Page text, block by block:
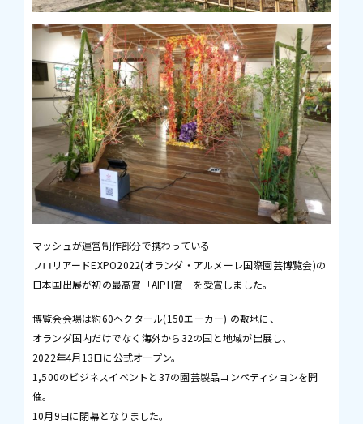
マッシュが運営制作部分で携わっている
フロリアードEXPO2022(オランダ・アルメーレ国際園芸博覧会)の
日本国出展が初の最高賞「AIPH賞」を受賞しました。
博覧会会場は約60ヘクタール(150エーカー) の敷地に、
オランダ国内だけでなく海外から32の国と地域が出展し、
2022年4月13日に公式オープン。
1,500のビジネスイベントと37の園芸製品コンペティションを開
催。
10月9日に閉幕となりました。